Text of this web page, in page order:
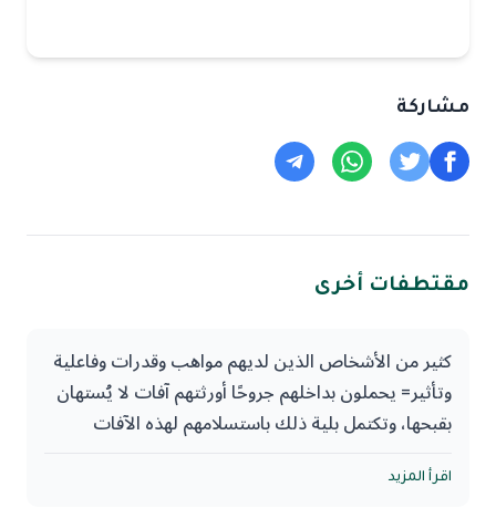
مشاركة
مقتطفات أخرى
كثير من الأشخاص الذين لديهم مواهب وقدرات وفاعلية
وتأثير= يحملون بداخلهم جروحًا أورثتهم آفات لا يُستهان
بقبحها، وتكتمل بلية ذلك باستسلامهم لهذه الآفات
منازلهم لأجل مواهبهم.
اقرأ المزيد